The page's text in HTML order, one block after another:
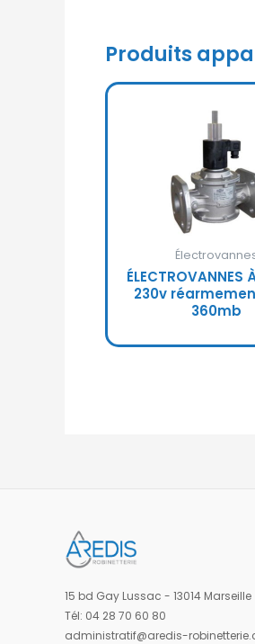
Produits
ÉLECTROVANNES
230v
360mb
15 bd Gay Lussac - 13014 Marseille
Tél: 04 28 70 60 80
administratif@aredis-